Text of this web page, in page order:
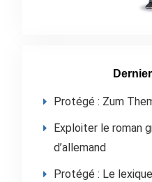
Protégé : Zum
Exploiter le roman
d’allemand
Protégé : Le